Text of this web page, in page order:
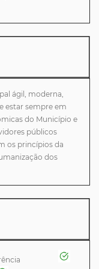
ágil, moderna,
estar sempre em
do Município e
públicos
os princípios da
dos